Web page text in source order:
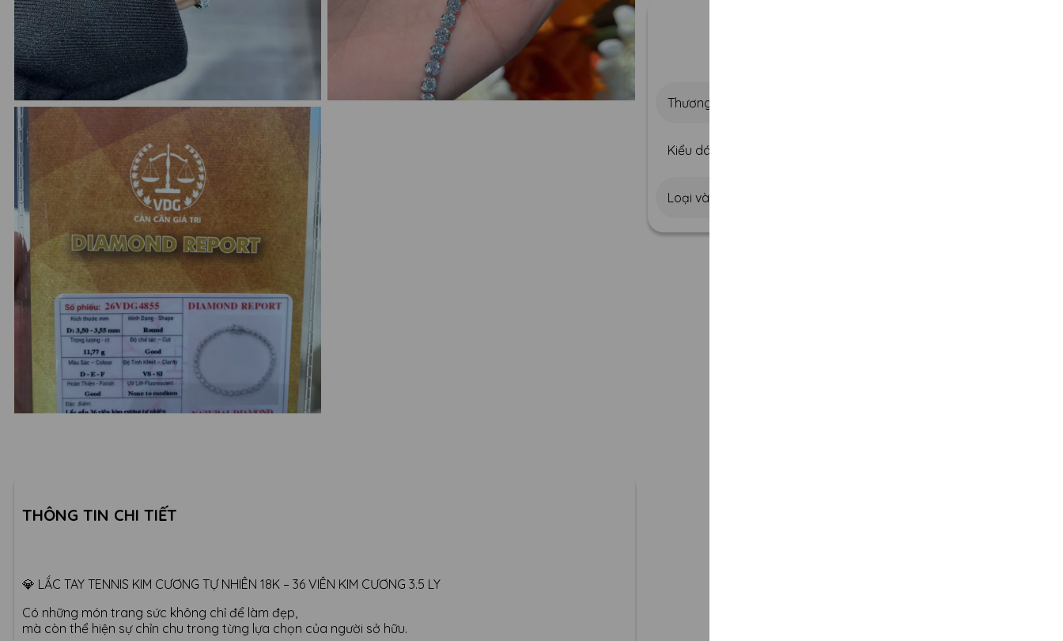
Thương hiệu:
Loại vàng:
Kiểu dáng thiết kế:
THÔNG TIN CHI TIẾT
💎 LẮC TAY TENNIS KIM CƯƠNG TỰ NHIÊN 18K – 36 VIÊN KIM CƯƠNG 3.5 LY
Có những món trang sức không chỉ để làm đẹp,
mà còn thể hiện sự chỉn chu trong từng lựa chọn của người sở hữu.